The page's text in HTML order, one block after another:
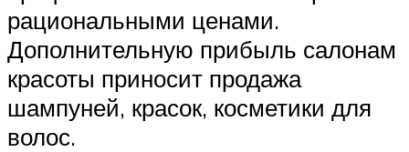
рациональными ценами.
Дополнительную прибыль салонам
красоты приносит продажа
шампуней, красок, косметики для
волос.